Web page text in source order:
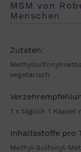
MSM von
Menschen
Zutaten:
vegetarisch
1 x täglich 1 Kapsel
Inhaltsstoffe pro
Methyl-Sulfonyl-